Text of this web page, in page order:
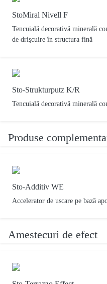
StoMiral Nivell F
Tencuială decorativă minerală
de drişcuire în structura fină
Sto-Strukturputz K/R
Tencuială decorativă minerală
Produse
Sto-Additiv WE
Accelerator de uscare pe bază
Amestecuri de efect